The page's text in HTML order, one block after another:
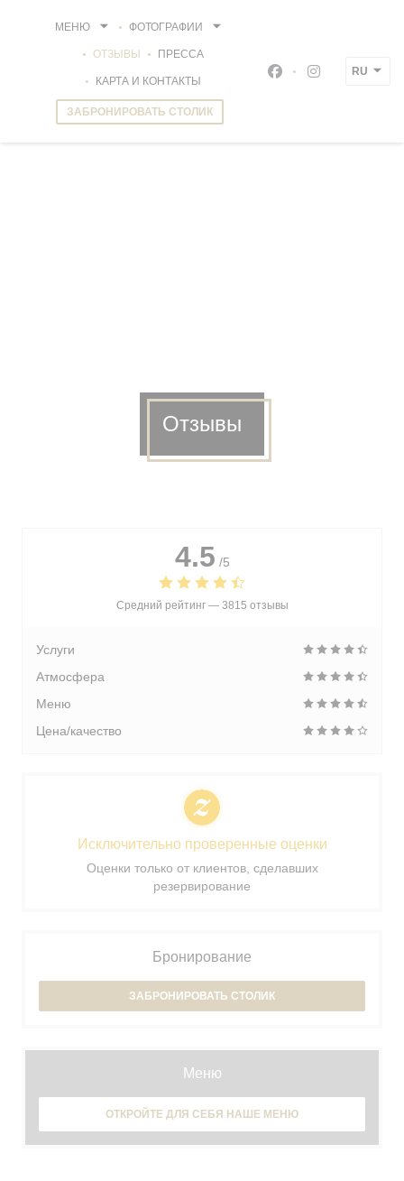
МЕНЮ ФОТОГРАФИИ
ОТЗЫВЫ ПРЕССА
КАРТА И КОНТАКТЫ
ЗАБРОНИРОВАТЬ СТОЛИК
FacebookInstagram
RU
Отзывы
4.5 /5
Средний рейтинг — 3815 отзывы
Услуги
Атмосфера
Меню
Цена/качество
Исключительно проверенные оценки
Оценки только от клиентов, сделавших
резервирование
Бронирование
ЗАБРОНИРОВАТЬ СТОЛИК
Меню
ОТКРОЙТЕ ДЛЯ СЕБЯ НАШЕ МЕНЮ